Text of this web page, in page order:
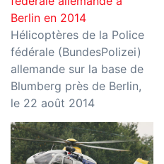
Berlin en 2014
Hélicoptères de la Police
fédérale (BundesPolizei)
allemande sur la base de
Blumberg près de Berlin,
le 22 août 2014